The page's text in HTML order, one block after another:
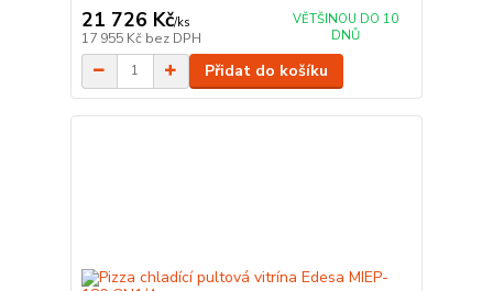
21 726 Kč/ks
17 955 Kč bez DPH
VĚTŠINOU DO 10
DNŮ
Přidat do košíku